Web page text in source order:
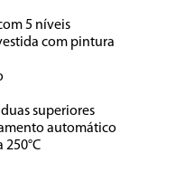
5 níveis
com pintura
superiores
automático
250°C